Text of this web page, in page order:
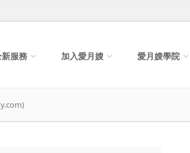
服務 加入愛月嫂 愛月嫂學院